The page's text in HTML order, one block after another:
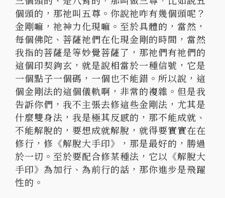
個頭的，那祂叫五尊。你說祂咋有幾個頭呢？
金剛嘛， 祂神力化現嘛。至於具體的，當然，
每個佛陀、 菩薩祂們在化現金剛的時間，當然
我指的菩薩是等妙覺菩薩了， 那祂們有祂們的
這個印契鉤玄，就是說相當於一種信號， 它是
一個點子一個碼，一個也不能錯。所以說， 這
個金剛法的這個儀軌啊，非常的複雜。但是我
告訴你們， 我不主張去修這些金剛法，尤其是
什麼雙身法，我是極其反感的， 那不能成就、
不能解脫的，要想成就解脫，就得要實實在在
修行， 修《解脫大手印》，那是最好的，勝過
於一切。 至於要配合修某種法，它以《解脫大
手印》為加行、為前行的話， 那你進步是飛躍
性的。